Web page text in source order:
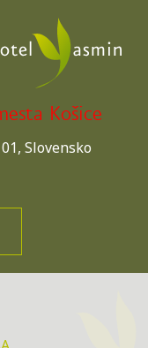
Košice
Slovensko